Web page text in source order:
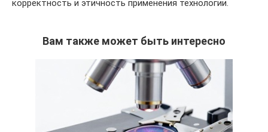
корректность и этичность применения технологии.
Вам также может быть интересно